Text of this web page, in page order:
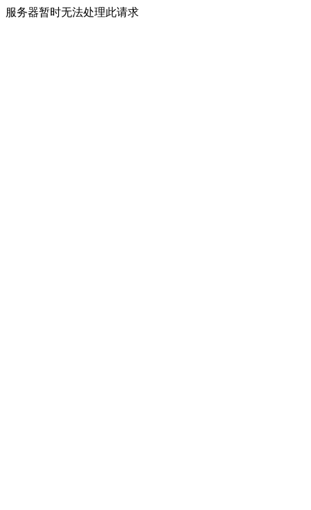
服务器暂时无法处理此请求